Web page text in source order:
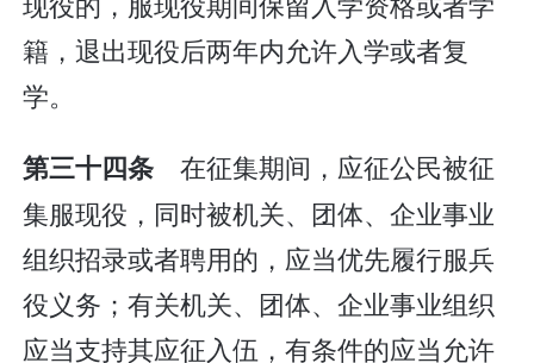
籍，退出现役后两年内允许入学或者复
学。
第三十四条 在征集期间，应征公民被征
集服现役，同时被机关、团体、企业事业
组织招录或者聘用的，应当优先履行服兵
役义务；有关机关、团体、企业事业组织
应当支持其应征入伍，有条件的应当允许